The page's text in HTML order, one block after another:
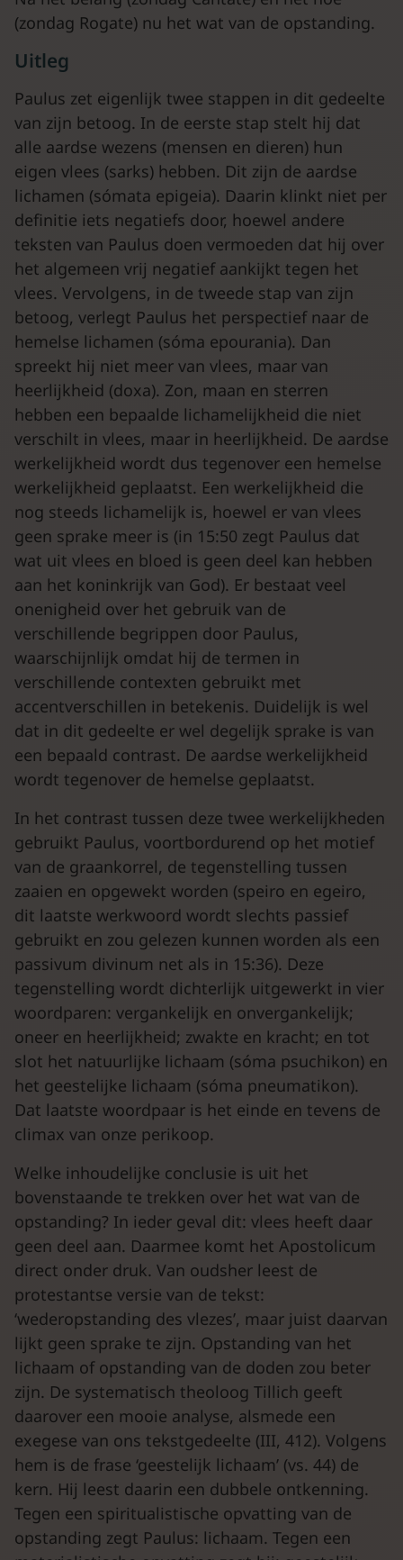
(zondag Rogate) nu het wat van de opstanding.
Uitleg
Paulus zet eigenlijk twee stappen in dit gedeelte
van zijn betoog. In de eerste stap stelt hij dat
alle aardse wezens (mensen en dieren) hun
eigen vlees (sarks) hebben. Dit zijn de aardse
lichamen (sómata epigeia). Daarin klinkt niet per
definitie iets negatiefs door, hoewel andere
teksten van Paulus doen vermoeden dat hij over
het algemeen vrij negatief aankijkt tegen het
vlees. Vervolgens, in de tweede stap van zijn
betoog, verlegt Paulus het perspectief naar de
hemelse lichamen (sóma epourania). Dan
spreekt hij niet meer van vlees, maar van
heerlijkheid (doxa). Zon, maan en sterren
hebben een bepaalde lichamelijkheid die niet
verschilt in vlees, maar in heerlijkheid. De aardse
werkelijkheid wordt dus tegenover een hemelse
werkelijkheid geplaatst. Een werkelijkheid die
nog steeds lichamelijk is, hoewel er van vlees
geen sprake meer is (in 15:50 zegt Paulus dat
wat uit vlees en bloed is geen deel kan hebben
aan het koninkrijk van God). Er bestaat veel
onenigheid over het gebruik van de
verschillende begrippen door Paulus,
waarschijnlijk omdat hij de termen in
verschillende contexten gebruikt met
accentverschillen in betekenis. Duidelijk is wel
dat in dit gedeelte er wel degelijk sprake is van
een bepaald contrast. De aardse werkelijkheid
wordt tegenover de hemelse geplaatst.
In het contrast tussen deze twee werkelijkheden
gebruikt Paulus, voortbordurend op het motief
van de graankorrel, de tegenstelling tussen
zaaien en opgewekt worden (speiro en egeiro,
dit laatste werkwoord wordt slechts passief
gebruikt en zou gelezen kunnen worden als een
passivum divinum net als in 15:36). Deze
tegenstelling wordt dichterlijk uitgewerkt in vier
woordparen: vergankelijk en onvergankelijk;
oneer en heerlijkheid; zwakte en kracht; en tot
slot het natuurlijke lichaam (sóma psuchikon) en
het geestelijke lichaam (sóma pneumatikon).
Dat laatste woordpaar is het einde en tevens de
climax van onze perikoop.
Welke inhoudelijke conclusie is uit het
bovenstaande te trekken over het wat van de
opstanding? In ieder geval dit: vlees heeft daar
geen deel aan. Daarmee komt het Apostolicum
direct onder druk. Van oudsher leest de
protestantse versie van de tekst:
‘wederopstanding des vlezes’, maar juist daarvan
lijkt geen sprake te zijn. Opstanding van het
lichaam of opstanding van de doden zou beter
zijn. De systematisch theoloog Tillich geeft
daarover een mooie analyse, alsmede een
exegese van ons tekstgedeelte (III, 412). Volgens
hem is de frase ‘geestelijk lichaam’ (vs. 44) de
kern. Hij leest daarin een dubbele ontkenning.
Tegen een spiritualistische opvatting van de
opstanding zegt Paulus: lichaam. Tegen een